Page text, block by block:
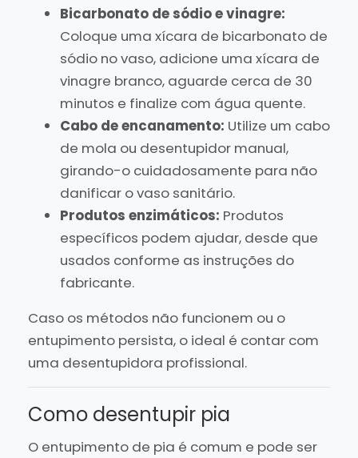
Bicarbonato de sódio e vinagre:
Coloque uma xícara de bicarbonato de
sódio no vaso, adicione uma xícara de
vinagre branco, aguarde cerca de 30
minutos e finalize com água quente.
Cabo de encanamento: Utilize um cabo
de mola ou desentupidor manual,
girando-o cuidadosamente para não
danificar o vaso sanitário.
Produtos enzimáticos: Produtos
específicos podem ajudar, desde que
usados conforme as instruções do
fabricante.
Caso os métodos não funcionem ou o
entupimento persista, o ideal é contar com
uma desentupidora profissional.
Como desentupir pia
O entupimento de pia é comum e pode ser